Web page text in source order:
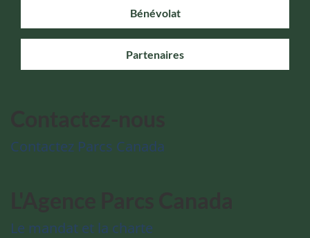
Bénévolat
Partenaires
Contactez Parcs Canada
Le mandat et la charte